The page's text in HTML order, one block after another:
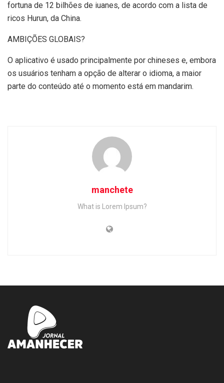
fortuna de 12 bilhões de iuanes, de acordo com a lista de
ricos Hurun, da China.
AMBIÇÕES GLOBAIS?
O aplicativo é usado principalmente por chineses e, embora
os usuários tenham a opção de alterar o idioma, a maior
parte do conteúdo até o momento está em mandarim.
manchete
What is Lorem Ipsum?